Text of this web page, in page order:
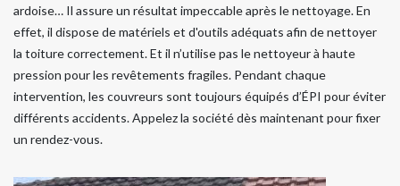
ardoise… Il assure un résultat impeccable après le nettoyage. En
effet, il dispose de matériels et d'outils adéquats afin de nettoyer
la toiture correctement. Et il n’utilise pas le nettoyeur à haute
pression pour les revêtements fragiles. Pendant chaque
intervention, les couvreurs sont toujours équipés d’ÉPI pour éviter
différents accidents. Appelez la société dès maintenant pour fixer
un rendez-vous.